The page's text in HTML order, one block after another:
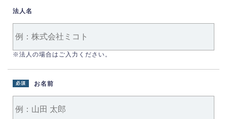
法人名
※法人の場合はご入力ください。
お名前
必須